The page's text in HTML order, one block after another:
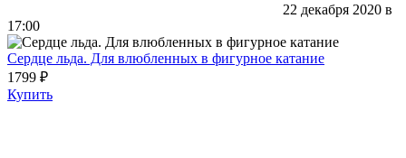
22 декабря 2020 в
17:00
Сердце льда. Для влюбленных в фигурное катание
1799 ₽
Купить